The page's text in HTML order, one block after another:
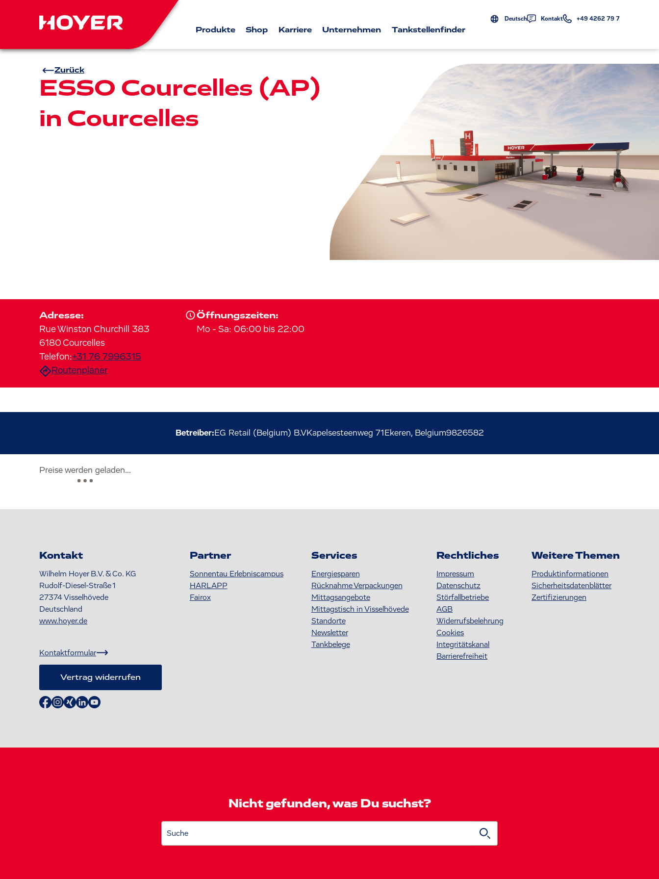
Deutsch Kontakt +49 4262 79 7
Produkte Shop Karriere Unternehmen Tankstellenfinder
Zurück
ESSO Courcelles (AP)
in Courcelles
Adresse:
Rue Winston Churchill
383
6180 Courcelles
Telefon:+31 76 7996315
Routenplaner
Öffnungszeiten:
Mo - Sa: 06:00 bis 22:00
Betreiber: EG Retail (Belgium) B.VKapelsesteenweg 71 Ekeren, Belgium9826582
Preise werden geladen...
Kontakt
Wilhelm Hoyer B.V. & Co. KG
Rudolf-Diesel-Straße 1
27374Visselhövede
Deutschland
www.hoyer.de
Kontaktformular
Vertrag widerrufen
Partner
Sonnentau Erlebniscampus
HARLAPP
Fairox
Services
Energiesparen
Rücknahme Verpackungen
Mittagsangebote
Mittagstisch in Visselhövede
Standorte
Newsletter
Tankbelege
Rechtliches
Impressum
Datenschutz
Störfallbetriebe
AGB
Widerrufsbelehrung
Cookies
Integritätskanal
Barrierefreiheit
Weitere Themen
Produktinformationen
S icherheitsdatenblätter
Zertifizierungen
Nicht gefunden, was Du suchst?
Suche